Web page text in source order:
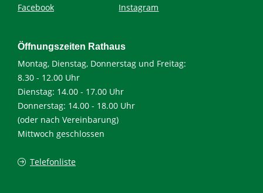
Facebook
Instagram
Öffnungszeiten Rathaus
Montag, Dienstag, Donnerstag und Freitag:
8.30 - 12.00 Uhr
Dienstag: 14.00 - 17.00 Uhr
Donnerstag: 14.00 - 18.00 Uhr
(oder nach Vereinbarung)
Mittwoch geschlossen
Telefonliste